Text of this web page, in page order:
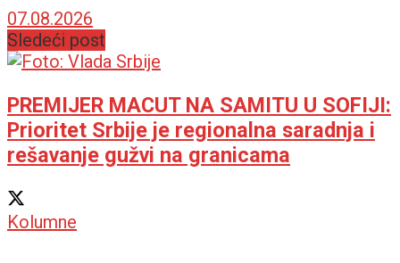
Bobanu
07.08.2026
Sledeći post
PREMIJER MACUT NA SAMITU U SOFIJI:
Prioritet Srbije je regionalna saradnja i
rešavanje gužvi na granicama
Kolumne